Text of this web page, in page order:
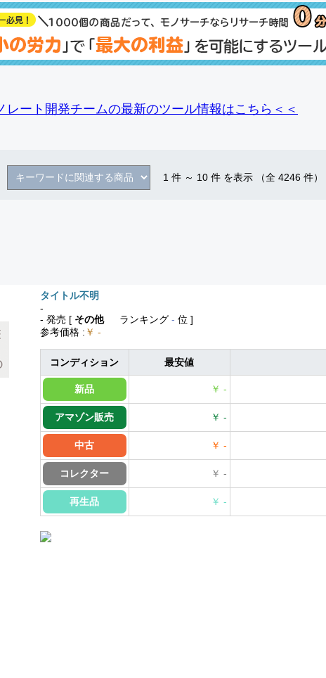
レート開発チームの最新のツール情報はこちら＜＜
1 件 ～ 10 件 を表示 （全 4246 件）
タイトル不明
-
- 発売 [ その他 ランキング - 位 ]
参考価格 : ￥ -
コンディション 最安値
新品 ￥ -
アマゾン販売 ￥ -
中古 ￥ -
コレクター ￥ -
再生品 ￥ -